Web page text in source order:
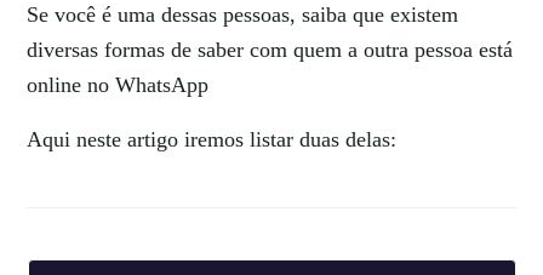
Se você é uma dessas pessoas, saiba que existem
diversas formas de saber com quem a outra pessoa está
online no WhatsApp
Aqui neste artigo iremos listar duas delas: